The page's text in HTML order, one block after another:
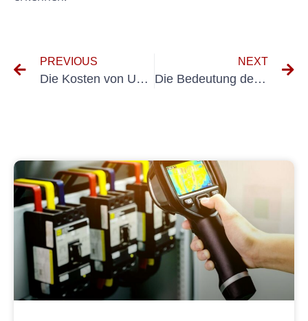
PREVIOUS
Die Kosten von UVV-Inspektionen für Autos verstehen: Was Sie wissen müssen
NEXT
Die Bedeutung der Kosten-UVV-Prüfung für die Arbeitssicherheit verstehen